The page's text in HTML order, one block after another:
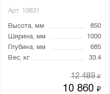
Арт. 19831
Высота, мм
850
Ширина, мм
1000
Глубина, мм
685
Вес, кг
33.4
10 860₽
12 489₽
Тип замка:
2 ключевых
3 ключевых
4 ключевых